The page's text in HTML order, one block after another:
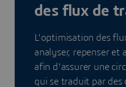
des flux de
L'optimisation des
analyser, repenser et
afin d'assurer une
qui se traduit par des